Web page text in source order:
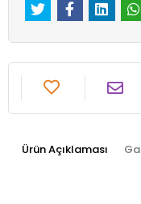
Ürün Açıklaması